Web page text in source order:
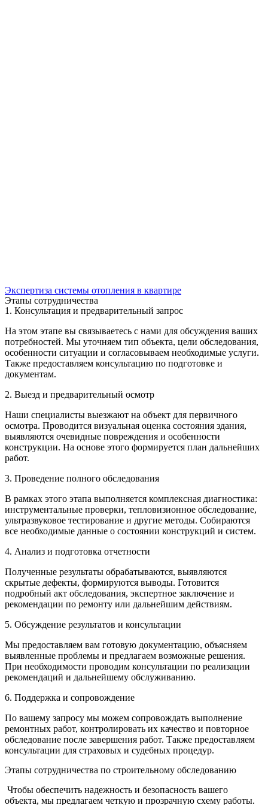
Экспертиза системы отопления в квартире
Этапы сотрудничества
1. Консультация и предварительный запрос
На этом этапе вы связываетесь с нами для обсуждения ваших
потребностей. Мы уточняем тип объекта, цели обследования,
особенности ситуации и согласовываем необходимые услуги.
Также предоставляем консультацию по подготовке и
документам.
2. Выезд и предварительный осмотр
Наши специалисты выезжают на объект для первичного
осмотра. Проводится визуальная оценка состояния здания,
выявляются очевидные повреждения и особенности
конструкции. На основе этого формируется план дальнейших
работ.
3. Проведение полного обследования
В рамках этого этапа выполняется комплексная диагностика:
инструментальные проверки, тепловизионное обследование,
ультразвуковое тестирование и другие методы. Собираются
все необходимые данные о состоянии конструкций и систем.
4. Анализ и подготовка отчетности
Полученные результаты обрабатываются, выявляются
скрытые дефекты, формируются выводы. Готовится
подробный акт обследования, экспертное заключение и
рекомендации по ремонту или дальнейшим действиям.
5. Обсуждение результатов и консультации
Мы предоставляем вам готовую документацию, объясняем
выявленные проблемы и предлагаем возможные решения.
При необходимости проводим консультации по реализации
рекомендаций и дальнейшему обслуживанию.
6. Поддержка и сопровождение
По вашему запросу мы можем сопровождать выполнение
ремонтных работ, контролировать их качество и повторное
обследование после завершения работ. Также предоставляем
консультации для страховых и судебных процедур.
Этапы сотрудничества по строительному обследованию
Чтобы обеспечить надежность и безопасность вашего
объекта, мы предлагаем четкую и прозрачную схему работы.